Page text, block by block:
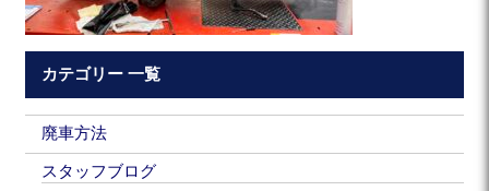
カテゴリー 一覧
廃車方法
スタッフブログ